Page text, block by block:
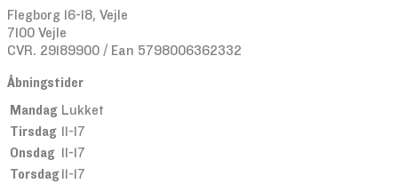
Flegborg 16-18, Vejle
7100 Vejle
CVR. 29189900 / Ean 5798006362332
Åbningstider
Mandag Lukket
Tirsdag 11-17
Onsdag 11-17
Torsdag 11-17